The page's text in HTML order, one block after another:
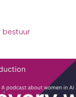
IJmker
bestuur